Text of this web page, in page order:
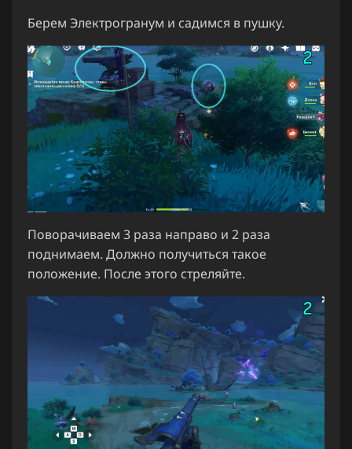
Берем Электрогранум и садимся в пушку.
Поворачиваем 3 раза направо и 2 раза
поднимаем. Должно получиться такое
положение. После этого стреляйте.